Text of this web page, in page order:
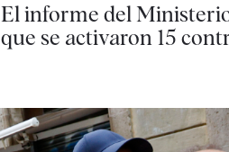
El informe del
que se activaron 15